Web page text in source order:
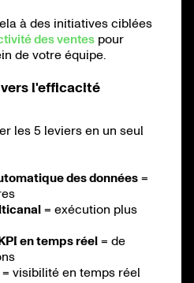
à des initiatives ciblées
des ventes pour
de votre équipe.
l'efficacité
les 5 leviers en un seul
des données =
= exécution plus
en temps réel = de
= visibilité en temps réel